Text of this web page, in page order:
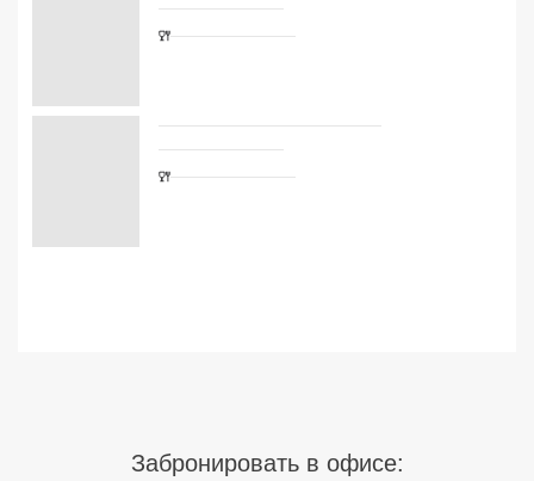
Забронировать в офисе:
Сетевые отели Египта